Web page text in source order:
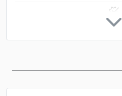
در هتل